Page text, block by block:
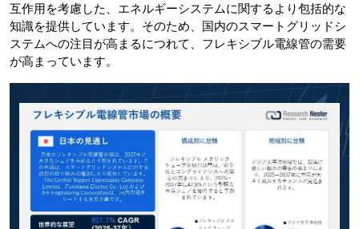
互作用を考慮した、エネルギーシステムに関するより包括的な
知識を提供しています。そのため、国内のスマートグリッドシ
ステムへの注目が高まるにつれて、フレキシブル電線管の需要
が高まっています。